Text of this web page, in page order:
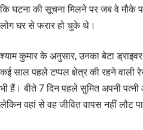
कि घटना की सूचना मिलने पर जब वे मौके
लोग घर से फरार हो चुके थे।
श्याम कुमार के अनुसार, उनका बेटा
कई साल पहले टप्पल क्षेत्र की रहने वाली
भी हैं। बीते 7 दिन पहले सुमित अपनी
लेकिन वहां से वह जीवित वापस नहीं लौट